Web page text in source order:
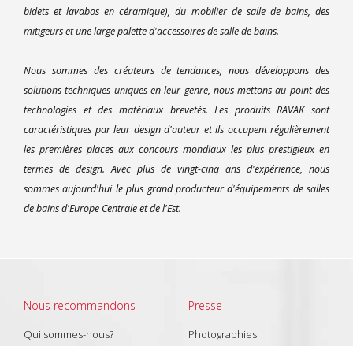
bidets et lavabos en céramique), du mobilier de salle de bains, des
mitigeurs et une large palette d'accessoires de salle de bains.
Nous sommes des créateurs de tendances, nous développons des
solutions techniques uniques en leur genre, nous mettons au point des
technologies et des matériaux brevetés. Les produits RAVAK sont
caractéristiques par leur design d'auteur et ils occupent régulièrement
les premières places aux concours mondiaux les plus prestigieux en
termes de design. Avec plus de vingt-cinq ans d'expérience, nous
sommes aujourd'hui le plus grand producteur d'équipements de salles
de bains d'Europe Centrale et de l'Est.
Nous recommandons
Qui sommes-nous?
Presse
Photographies